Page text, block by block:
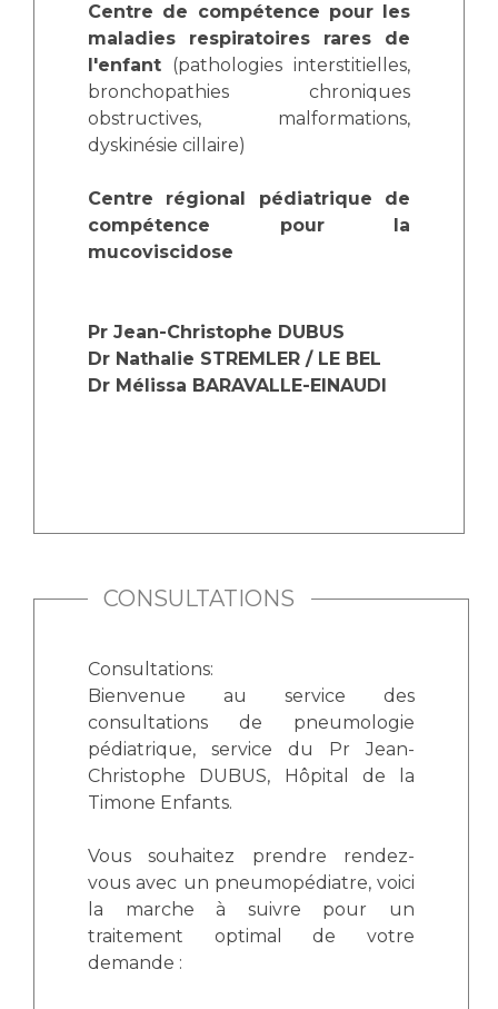
Handicap
Handi 13
Pôle Médecine Physique et Réadaptation
Accueil sourds et malentendants
Mouvement Parcours Handicap 13
Cancer
Vos représentants
La Commission Des Usagers (CDU)
Le projet des usagers
Qualité
Plateforme des internes
Professionnels de santé
Adresser un patient
Réseaux de soins
Adresser un examen au Laboratoire de Biologie
Cancérologie
Les pôles d'activité médicale
Anatomie et Cytologie Pathologiques
Dossiers de presse
Médiathèque
Fournisseurs
Liste des marchés conclus
Documents utiles
Centre de compétence pour les
maladies respiratoires rares de
l'enfant (pathologies interstitielles,
bronchopathies chroniques
obstructives, malformations,
dyskinésie cillaire)
Centre régional pédiatrique de
compétence pour la
mucoviscidose
Pr Jean-Christophe DUBUS
Dr Nathalie STREMLER / LE BEL
Dr Mélissa BARAVALLE-EINAUDI
CONSULTATIONS
Consultations:
Bienvenue au service des
consultations de pneumologie
pédiatrique, service du Pr Jean-
Christophe DUBUS, Hôpital de la
Timone Enfants.
Vous souhaitez prendre rendez-
vous avec un pneumopédiatre, voici
la marche à suivre pour un
traitement optimal de votre
demande :